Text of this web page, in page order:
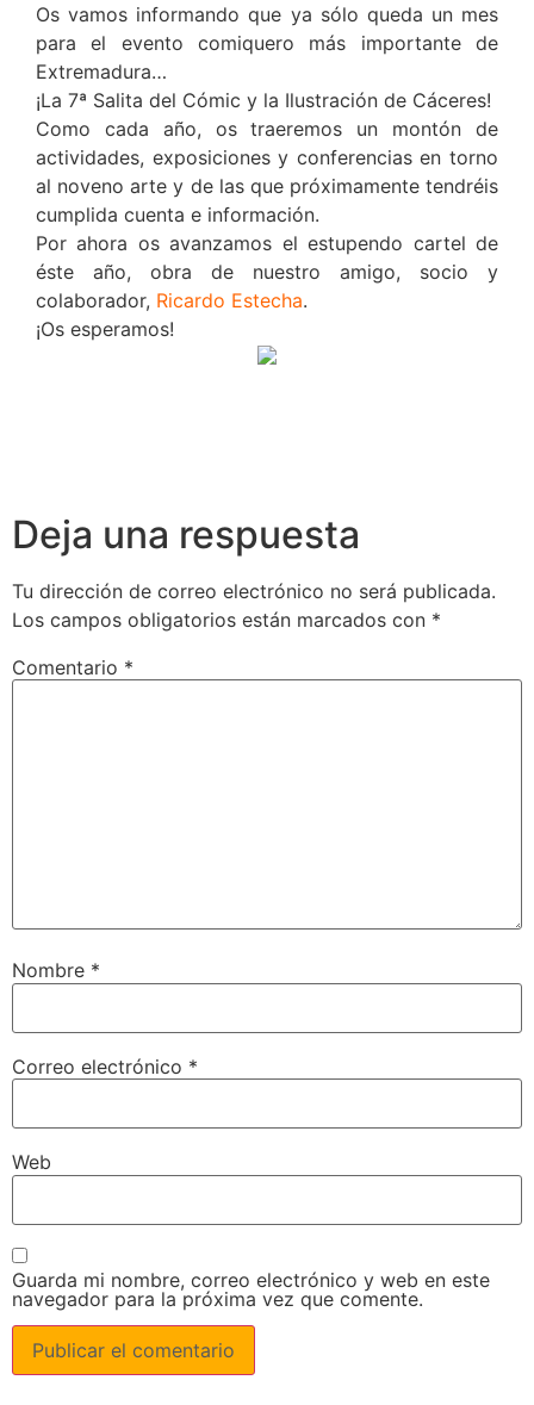
Os vamos informando que ya sólo queda un mes
para el evento comiquero más importante de
Extremadura…
¡La 7ª Salita del Cómic y la Ilustración de Cáceres!
Como cada año, os traeremos un montón de
actividades, exposiciones y conferencias en torno
al noveno arte y de las que próximamente tendréis
cumplida cuenta e información.
Por ahora os avanzamos el estupendo cartel de
éste año, obra de nuestro amigo, socio y
colaborador, Ricardo Estecha.
¡Os esperamos!
Deja una respuesta
Tu dirección de correo electrónico no será publicada.
Los campos obligatorios están marcados con *
Comentario *
Nombre *
Correo electrónico *
Web
Guarda mi nombre, correo electrónico y web en este
navegador para la próxima vez que comente.